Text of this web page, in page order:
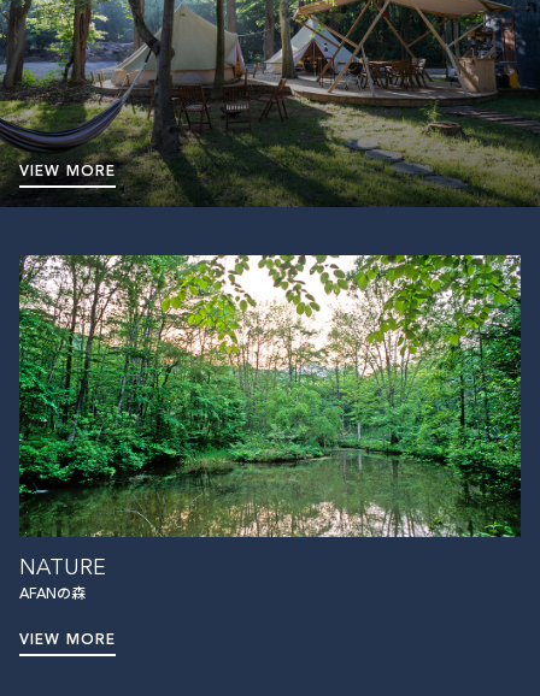
VIEW MORE
NATURE
AFANの森
VIEW MORE